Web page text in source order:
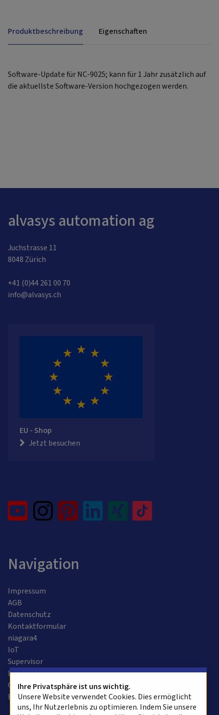
Produktbeschreibung Eigenschaften
Software-Update für NC-9025; kann für 1 Jahr zusätzlich auf
die aktuellste Software-Version hochgezogen werden.
alvasys automation ag
Juchstrasse 11
8048 Zürich
+41 (0)44 261 00 70
info@alvasys.ch
EU - Shop
Jetzt besuchen
Navigation
Impressum
AGB
Datenschutz
Kontaktformular
niagara4
IoT
Supervisor
Leitzentrale
Gebäudeautomation
Bussysteme
Ihre Privatsphäre ist uns wichtig.
Unsere Website verwendet Cookies. Dies ermöglicht
uns, Ihr Nutzerlebnis zu optimieren. Indem Sie unsere